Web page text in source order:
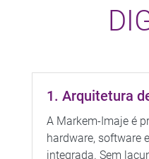
1. Arquitetura
A Markem-Imaje é
hardware, software
integrada. Sem